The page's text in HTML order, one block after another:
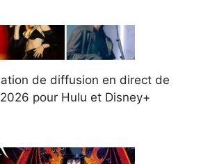
de diffusion en direct de
pour Hulu et Disney+